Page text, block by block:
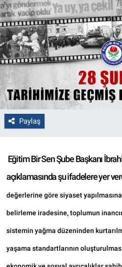
Paylaş
Eğitim Bir Sen Şube Başkanı
açıklamasında şu ifadelere yer
değerlerine göre siyaset
belirleme iradesine, toplumun
sistemin yağma düzeninden
yaşama standartlarının
Alış-Veriş/İş dünyası
Kültür Sanat
Politika
Bilecik
Kütahya
Gezi
Yerel
Bilim ve Teknoloji